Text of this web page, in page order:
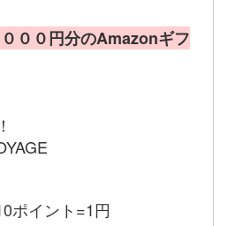
００円分のAmazonギフ
ポイント=1円